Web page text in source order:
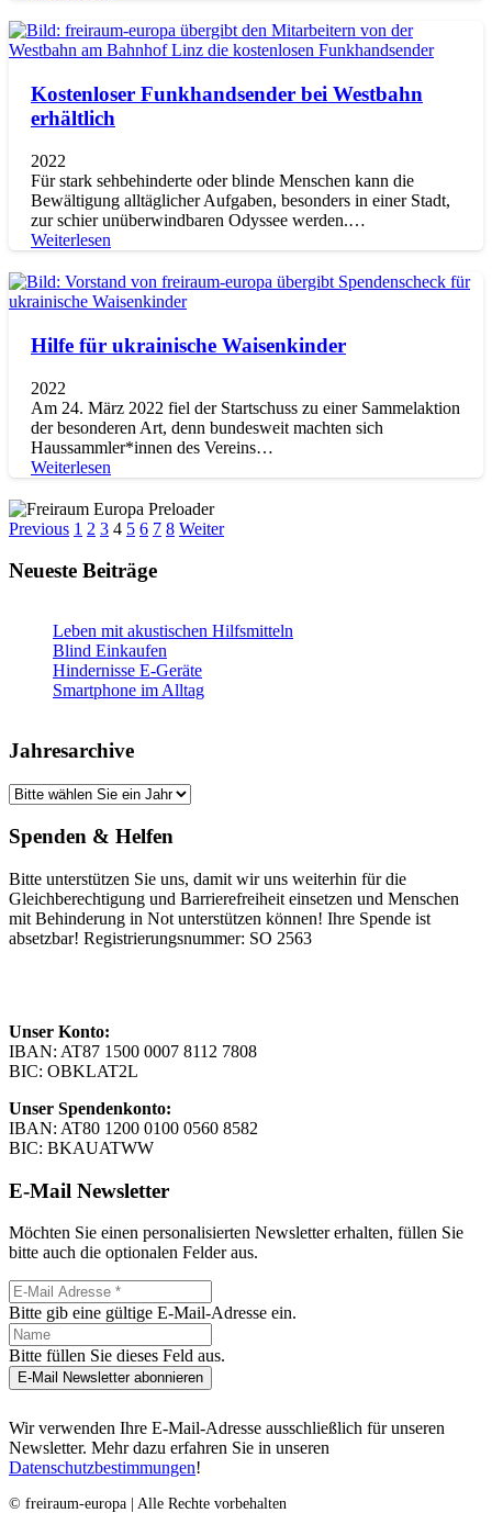
Kostenloser Funkhandsender bei Westbahn
erhältlich
2022
Für stark sehbehinderte oder blinde Menschen kann die
Bewältigung alltäglicher Aufgaben, besonders in einer Stadt,
zur schier unüberwindbaren Odyssee werden.…
Weiterlesen
Hilfe für ukrainische Waisenkinder
2022
Am 24. März 2022 fiel der Startschuss zu einer Sammelaktion
der besonderen Art, denn bundesweit machten sich
Haussammler*innen des Vereins…
Weiterlesen
Previous 1 2 3 4 5 6 7 8 Weiter
Neueste Beiträge
Leben mit akustischen Hilfsmitteln
Blind Einkaufen
Hindernisse E-Geräte
Smartphone im Alltag
Jahresarchive
Spenden & Helfen
Bitte unterstützen Sie uns, damit wir uns weiterhin für die
Gleichberechtigung und Barrierefreiheit einsetzen und Menschen
mit Behinderung in Not unterstützen können! Ihre Spende ist
absetzbar! Registrierungsnummer: SO 2563
Unser Konto:
IBAN: AT87 1500 0007 8112 7808
BIC: OBKLAT2L
Unser Spendenkonto:
IBAN: AT80 1200 0100 0560 8582
BIC: BKAUATWW
E-Mail Newsletter
Möchten Sie einen personalisierten Newsletter erhalten, füllen Sie
bitte auch die optionalen Felder aus.
Bitte gib eine gültige E-Mail-Adresse ein.
Bitte füllen Sie dieses Feld aus.
E-Mail Newsletter abonnieren
Wir verwenden Ihre E-Mail-Adresse ausschließlich für unseren
Newsletter. Mehr dazu erfahren Sie in unseren
Datenschutzbestimmungen!
© freiraum-europa | Alle Rechte vorbehalten